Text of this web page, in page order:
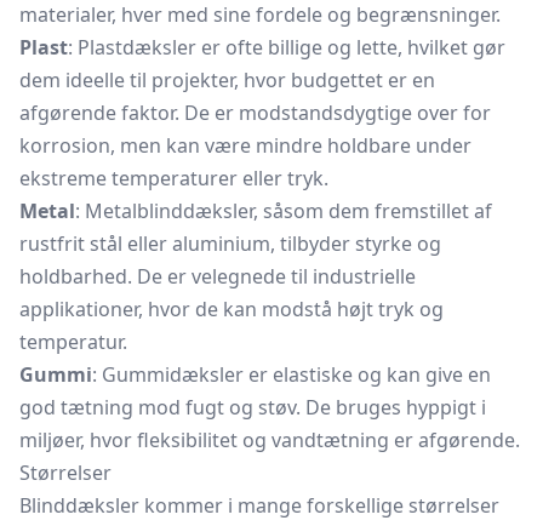
materialer, hver med sine fordele og begrænsninger.
Plast: Plastdæksler er ofte billige og lette, hvilket gør
dem ideelle til projekter, hvor budgettet er en
afgørende faktor. De er modstandsdygtige over for
korrosion, men kan være mindre holdbare under
ekstreme temperaturer eller tryk.
Metal: Metalblinddæksler, såsom dem fremstillet af
rustfrit stål eller aluminium, tilbyder styrke og
holdbarhed. De er velegnede til industrielle
applikationer, hvor de kan modstå højt tryk og
temperatur.
Gummi: Gummidæksler er elastiske og kan give en
god tætning mod fugt og støv. De bruges hyppigt i
miljøer, hvor fleksibilitet og vandtætning er afgørende.
Størrelser
Blinddæksler kommer i mange forskellige størrelser